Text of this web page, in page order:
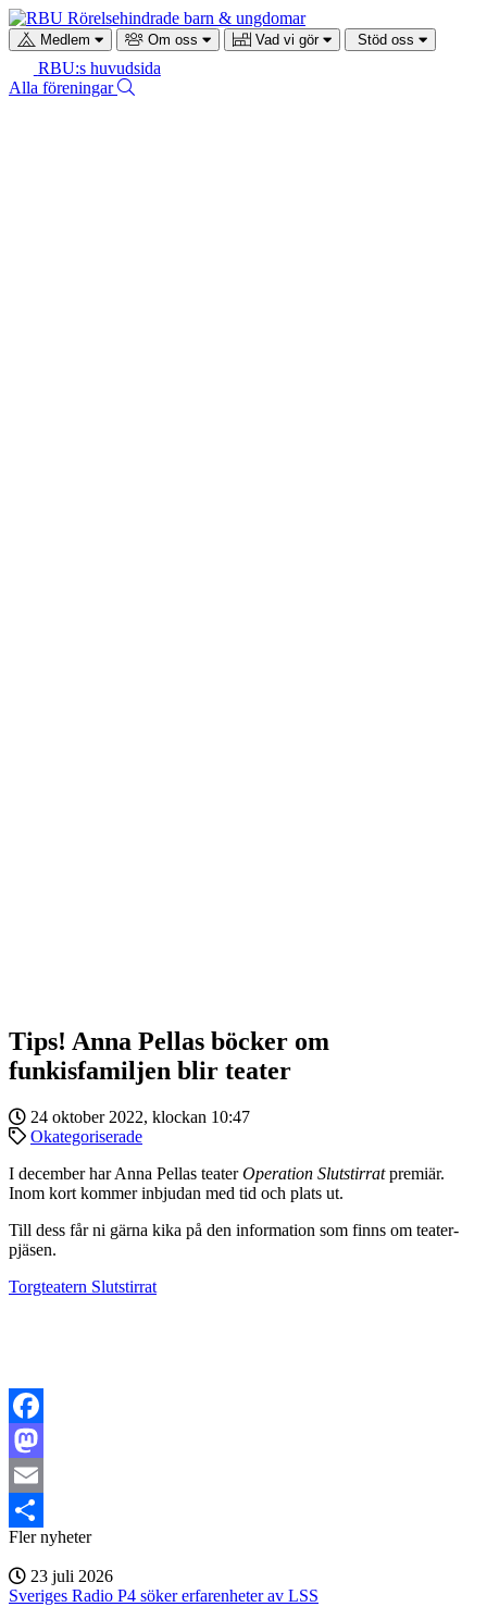
Gå
till
RBUs
Medlem Om oss Vad vi gör Stöd oss
Gå
till
RBU:s huvudsida
Alla föreningar
Tips! Anna Pellas böcker om
funkisfamiljen blir teater
24 oktober 2022, klockan 10:47
Okategoriserade
I december har Anna Pellas teaterOperation Slutstirratpremiär.
Inom kort kommer inbjudan med tid och plats ut.
Till dess får ni gärna kika på den information som finns om teater-
pjäsen.
Torgteatern Slutstirrat
Facebook
Mastodon
Email
Dela
Fler nyheter
23 juli 2026
Sveriges Radio P4 söker erfarenheter av LSS